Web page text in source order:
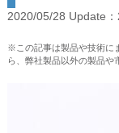
2020/05/28 Update：
※この記事は製品や技術に
ら、弊社製品以外の製品や